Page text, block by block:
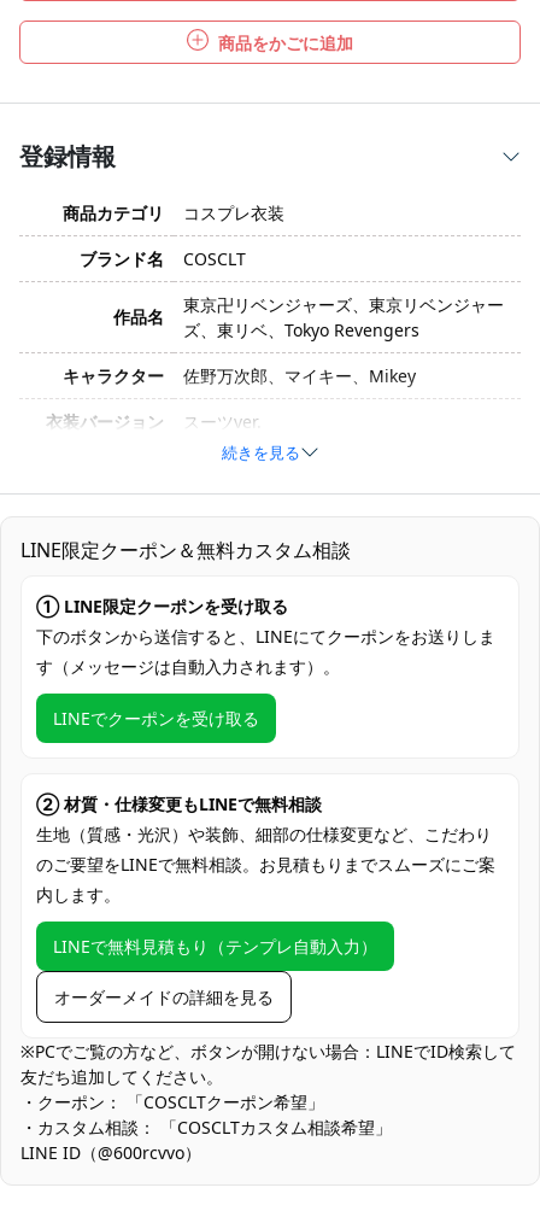
商品をかごに追加
登録情報
商品カテゴリ
コスプレ衣装
ブランド名
COSCLT
作品名
東京卍リベンジャーズ、東京リベンジャー
ズ、東リベ、Tokyo Revengers
キャラクター
佐野万次郎、マイキー、Mikey
衣装バージョン
スーツver.
XS、S、M、L、XL
素材
コスプレ専用生地
コート、シャツ、ベスト、ズボン、手袋、
加工に7～15営業日、配送に5～7営業日
（※土日祝除く）、合計で12～22営業日程
度でお届け
クレジットカード（VISA、Master、JCB、
使用場所
コミケ・即売会、アニメ・コスプレイベン
ト、スタジオ撮影会、ロケ撮影、ハロウィ
ン仮装、学園祭・文化祭ステージ、SNS用
コスプレ対象
コスプレ愛好家、アニメや漫画、ゲームフ
ァン、出演者
収納方法
他の衣類と同じく、清潔に乾燥を保ち、鋭
い物によっての破れを避けてください。
商品状態
新品未使用
濃色生地の色移り対策：淡色インナーやウィッグとの接触が長時
間続くと色移りの可能性があります。着用前にインナーで摩擦テ
ストを行い、保管は単独での吊り下げを推奨します。
続きを見る
LINE限定クーポン＆無料カスタム相談
① LINE限定クーポンを受け取る
下のボタンから送信すると、LINEにてクーポンをお送りしま
す（メッセージは自動入力されます）。
LINEでクーポンを受け取る
② 材質・仕様変更もLINEで無料相談
生地（質感・光沢）や装飾、細部の仕様変更など、こだわり
のご要望をLINEで無料相談。お見積もりまでスムーズにご案
内します。
LINEで無料見積もり（テンプレ自動入力）
オーダーメイドの詳細を見る
※PCでご覧の方など、ボタンが開けない場合：LINEでID検索して
友だち追加してください。
・クーポン： 「COSCLTクーポン希望」
・カスタム相談： 「COSCLTカスタム相談希望」
LINE ID（@600rcvvo）